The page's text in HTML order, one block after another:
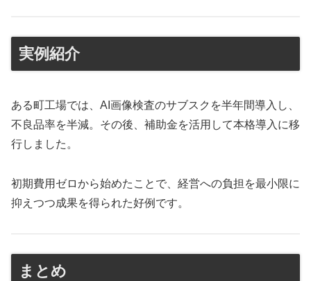
実例紹介
ある町工場では、AI画像検査のサブスクを半年間導入し、
不良品率を半減。その後、補助金を活用して本格導入に移
行しました。
初期費用ゼロから始めたことで、経営への負担を最小限に
抑えつつ成果を得られた好例です。
まとめ